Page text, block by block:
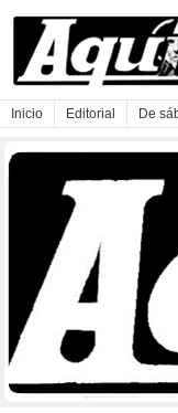
Inicio Editorial De